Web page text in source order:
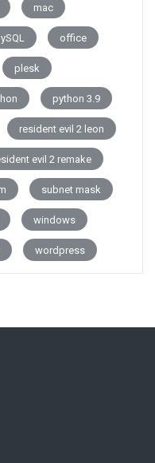
mac
office
plesk
python 3.9
resident evil 2 leon
evil 2 remake
subnet mask
windows
wordpress